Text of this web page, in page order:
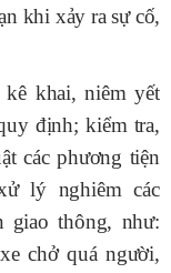
khi xảy ra sự cố,
khai, niêm yết
định; kiểm tra,
các phương tiện
lý nghiêm các
giao thông, như:
chở quá người,